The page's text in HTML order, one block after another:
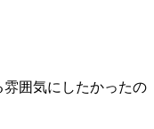
囲気にしたかったの